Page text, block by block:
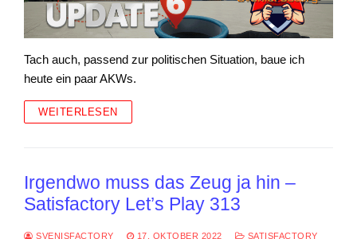
Tach auch, passend zur politischen Situation, baue ich
heute ein paar AKWs.
WEITERLESEN
Irgendwo muss das Zeug ja hin –
Satisfactory Let’s Play 313
SVENISFACTORY 17. OKTOBER 2022 SATISFACTORY